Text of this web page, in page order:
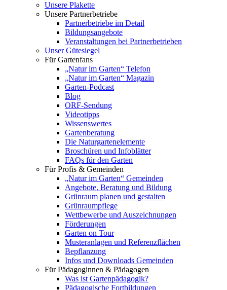
Unsere Plakette
Unsere Partnerbetriebe
Partnerbetriebe im Detail
Bildungsangebote
Veranstaltungen bei Partnerbetrieben
Unser Gütesiegel
Für Gartenfans
„Natur im Garten“ Telefon
„Natur im Garten“ Magazin
Garten-Podcast
Blog
ORF-Sendung
Videotipps
Wissenswertes
Gartenberatung
Die Naturgartenelemente
Broschüren und Infoblätter
FAQs für den Garten
Für Profis & Gemeinden
„Natur im Garten“ Gemeinden
Angebote, Beratung und Bildung
Grünraum planen und gestalten
Grünraumpflege
Wettbewerbe und Auszeichnungen
Förderungen
Garten on Tour
Musteranlagen und Referenzflächen
Bepflanzung
Infos und Downloads Gemeinden
Für Pädagoginnen & Pädagogen
Was ist Gartenpädagogik?
Pädagogische Fortbildungen